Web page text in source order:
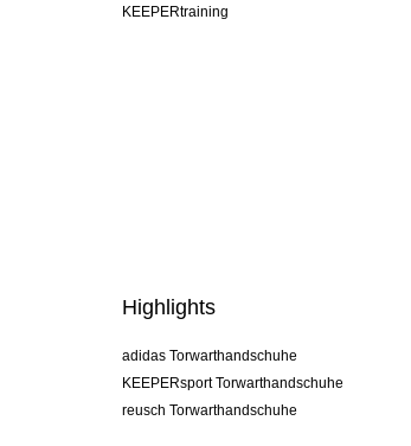
KEEPERtraining
Highlights
adidas Torwarthandschuhe
KEEPERsport Torwarthandschuhe
reusch Torwarthandschuhe